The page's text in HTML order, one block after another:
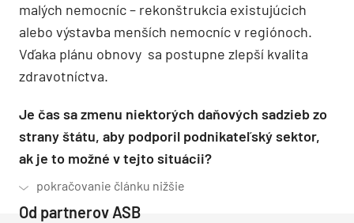
malých nemocníc – rekonštrukcia existujúcich
alebo výstavba menších nemocníc v regiónoch.
Vďaka plánu obnovy sa postupne zlepší kvalita
zdravotníctva.
Je čas sa zmenu niektorých daňových sadzieb zo
strany štátu, aby podporil podnikateľský sektor,
ak je to možné v tejto situácii?
Od partnerov ASB